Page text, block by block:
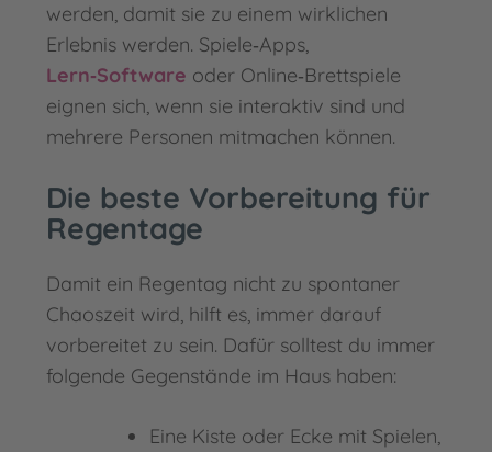
werden, damit sie zu einem wirklichen
Erlebnis werden. Spiele‑Apps,
Lern‑Software oder Online‑Brettspiele
eignen sich, wenn sie interaktiv sind und
mehrere Personen mitmachen können.
Die beste Vorbereitung für
Regentage
Damit ein Regentag nicht zu spontaner
Chaoszeit wird, hilft es, immer darauf
vorbereitet zu sein. Dafür solltest du immer
folgende Gegenstände im Haus haben:
Eine Kiste oder Ecke mit Spielen,